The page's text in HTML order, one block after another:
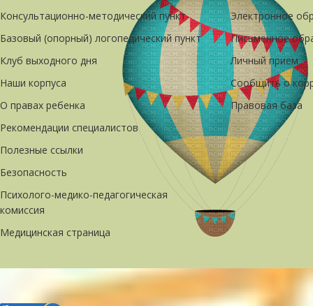
Консультационно-методический пункт
Базовый (опорный) логопедический пункт
Клуб выходного дня
Наши корпуса
О правах ребенка
Рекомендации специалистов
Полезные ссылки
Безопасность
Психолого-медико-педагогическая
комиссия
Медицинская страница
Электронное
Письменное
Личный прием
Сообщить о
Правовая база